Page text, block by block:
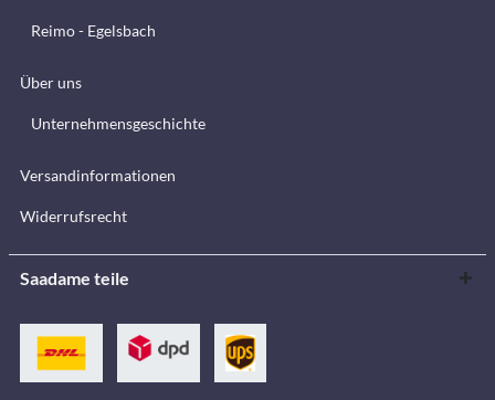
Reimo - Egelsbach
Über uns
Unternehmensgeschichte
Versandinformationen
Widerrufsrecht
Saadame teile